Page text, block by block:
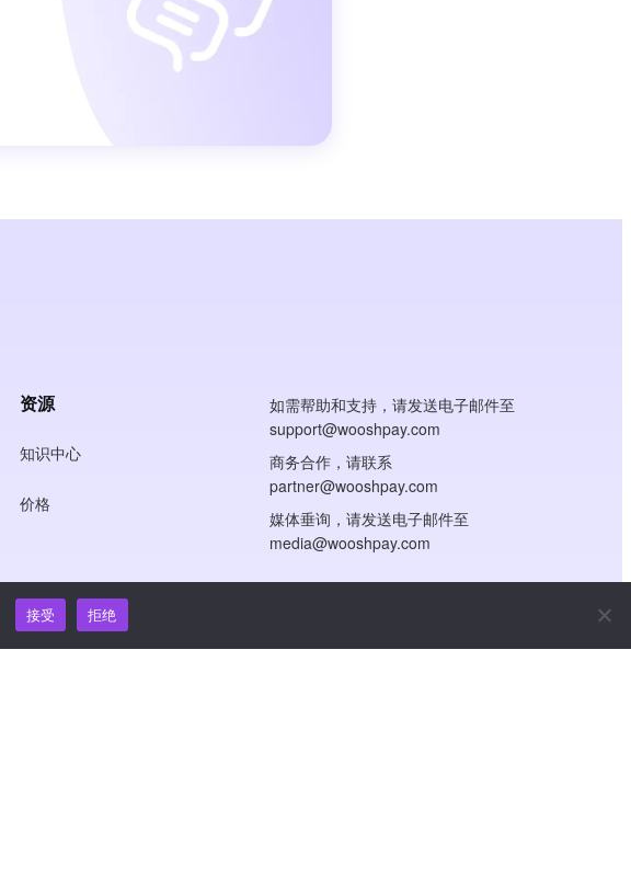
资源
知识中心
价格
如需帮助和支持，请发送电子邮件至
support@wooshpay.com
商务合作，请联系
partner@wooshpay.com
媒体垂询，请发送电子邮件至
media@wooshpay.com
接受 拒绝